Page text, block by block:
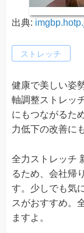
出典:
ストレッチ
健康で美しい姿
軸調整ストレッ
にもつながるた
力低下の改善に
全力ストレッチ
るため、会社帰
す。少しでも気
スがおすすめ。
ますよ。